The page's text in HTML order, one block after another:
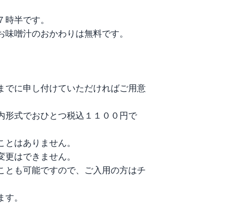
半です。
噌汁のおかわりは無料です。
でに申し付けていただければご用意
形式でおひとつ税込１１００円で
はありません。
はできません。
とも可能ですので、ご入用の方はチ
。